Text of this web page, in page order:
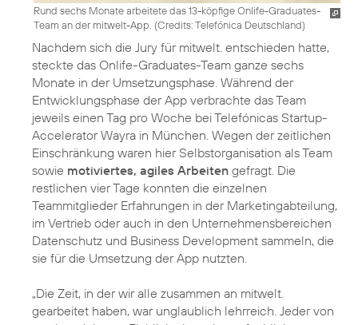
Rund sechs Monate arbeitete das 13-köpfige Onlife-Graduates-
Team an der mitwelt-App. (Credits: Telefónica Deutschland)
Nachdem sich die Jury für mitwelt. entschieden hatte,
steckte das Onlife-Graduates-Team ganze sechs
Monate in der Umsetzungsphase. Während der
Entwicklungsphase der App verbrachte das Team
jeweils einen Tag pro Woche bei Telefónicas Startup-
Accelerator Wayra in München. Wegen der zeitlichen
Einschränkung waren hier Selbstorganisation als Team
sowie motiviertes, agiles Arbeiten gefragt. Die
restlichen vier Tage konnten die einzelnen
Teammitglieder Erfahrungen in der Marketingabteilung,
im Vertrieb oder auch in den Unternehmensbereichen
Datenschutz und Business Development sammeln, die
sie für die Umsetzung der App nutzten.
„Die Zeit, in der wir alle zusammen an mitwelt.
gearbeitet haben, war unglaublich lehrreich. Jeder von